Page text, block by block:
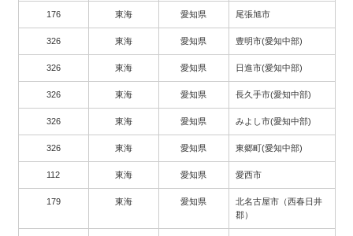
176 東海 愛知県 尾張旭市
326 東海 愛知県 豊明市(愛知中部)
326 東海 愛知県 日進市(愛知中部)
326 東海 愛知県 長久手市(愛知中部)
326 東海 愛知県 みよし市(愛知中部)
326 東海 愛知県 東郷町(愛知中部)
112 東海 愛知県 愛西市
179 東海 愛知県
北名古屋市（西春日井
郡）